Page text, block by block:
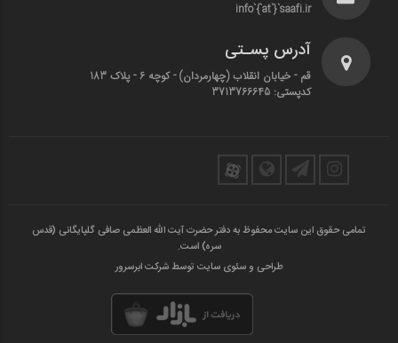
info`{`at`}`saafi.ir
آدرس پسـتی
قم - خیابان انقلاب (چهارمردان)‌ - کوچه 6 - پلاک 183
کدپستی: 3713766645
تمامی حقوق این سایت محفوظ به دفتر حضرت آیت الله العظمی صافی گلپایگانی (قدس
سره) است.
طراحی و سئوی سایت توسط شرکت ابرسرور